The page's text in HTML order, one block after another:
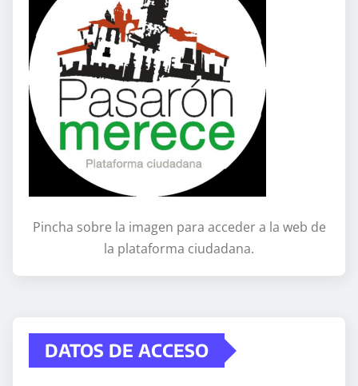
Pincha sobre la imagen para acceder a la web de
la plataforma ciudadana.
DATOS DE ACCESO